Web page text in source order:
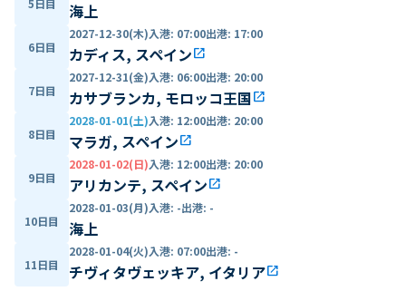
5日目 海上
6日目
2027-12-30(木)入港: 07:00出港: 17:00
カディス, スペインopen_in_new
7日目
2027-12-31(金)入港: 06:00出港: 20:00
カサブランカ, モロッコ王国open_in_new
8日目
2028-01-01(土)入港: 12:00出港: 20:00
マラガ, スペインopen_in_new
9日目
2028-01-02(日)入港: 12:00出港: 20:00
アリカンテ, スペインopen_in_new
10日目
2028-01-03(月)入港: -出港: -
海上
11日目
2028-01-04(火)入港: 07:00出港: -
チヴィタヴェッキア, イタリアopen_in_new